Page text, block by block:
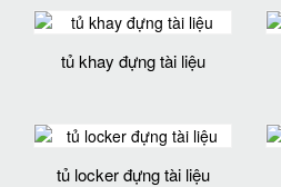
tủ khay đựng tài liệu
tủ locker đựng tài liệu